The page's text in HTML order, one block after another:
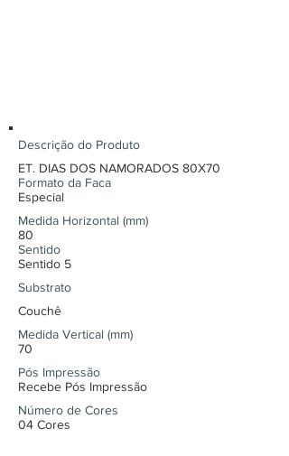
Descrição do Produto
ET. DIAS DOS NAMORADOS 80X70
Formato da Faca
Especial
Medida Horizontal (mm)
80
Sentido
Sentido 5
Substrato
Couchê
Medida Vertical (mm)
70
Pós Impressão
Recebe Pós Impressão
Número de Cores
04 Cores